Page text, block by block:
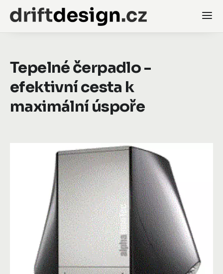
Tepelné čerpadlo -
efektivní cesta k
maximální úspoře